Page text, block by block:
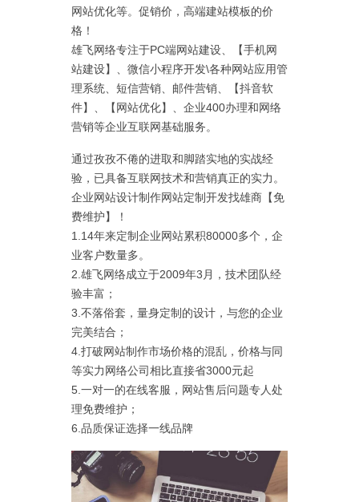
网站优化等。促销价，高端建站模板的价
格！
雄飞网络专注于PC端网站建设、【手机网
站建设】、微信小程序开发\各种网站应用管
理系统、短信营销、邮件营销、【抖音软
件】、【网站优化】、企业400办理和网络
营销等企业互联网基础服务。
通过孜孜不倦的进取和脚踏实地的实战经
验，已具备互联网技术和营销真正的实力。
企业网站设计制作网站定制开发找雄商【免
费维护】！
1.14年来定制企业网站累积80000多个，企
业客户数量多。
2.雄飞网络成立于2009年3月，技术团队经
验丰富；
3.不落俗套，量身定制的设计，与您的企业
完美结合；
4.打破网站制作市场价格的混乱，价格与同
等实力网络公司相比直接省3000元起
5.一对一的在线客服，网站售后问题专人处
理免费维护；
6.品质保证选择一线品牌